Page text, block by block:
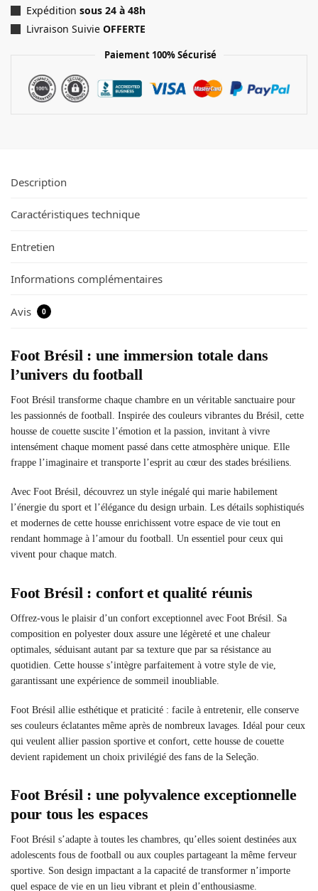
Expédition sous 24 à 48h
Livraison Suivie OFFERTE
Paiement 100% Sécurisé
Description
Caractéristiques technique
Entretien
Informations complémentaires
Avis 0
Foot Brésil : une immersion totale dans
l’univers du football
Foot Brésil transforme chaque chambre en un véritable sanctuaire pour
les passionnés de football. Inspirée des couleurs vibrantes du Brésil, cette
housse de couette suscite l’émotion et la passion, invitant à vivre
intensément chaque moment passé dans cette atmosphère unique. Elle
frappe l’imaginaire et transporte l’esprit au cœur des stades brésiliens.
Avec Foot Brésil, découvrez un style inégalé qui marie habilement
l’énergie du sport et l’élégance du design urbain. Les détails sophistiqués
et modernes de cette housse enrichissent votre espace de vie tout en
rendant hommage à l’amour du football. Un essentiel pour ceux qui
vivent pour chaque match.
Foot Brésil : confort et qualité réunis
Offrez-vous le plaisir d’un confort exceptionnel avec Foot Brésil. Sa
composition en polyester doux assure une légèreté et une chaleur
optimales, séduisant autant par sa texture que par sa résistance au
quotidien. Cette housse s’intègre parfaitement à votre style de vie,
garantissant une expérience de sommeil inoubliable.
Foot Brésil allie esthétique et praticité : facile à entretenir, elle conserve
ses couleurs éclatantes même après de nombreux lavages. Idéal pour ceux
qui veulent allier passion sportive et confort, cette housse de couette
devient rapidement un choix privilégié des fans de la Seleção.
Foot Brésil : une polyvalence exceptionnelle
pour tous les espaces
Foot Brésil s’adapte à toutes les chambres, qu’elles soient destinées aux
adolescents fous de football ou aux couples partageant la même ferveur
sportive. Son design impactant a la capacité de transformer n’importe
quel espace de vie en un lieu vibrant et plein d’enthousiasme.